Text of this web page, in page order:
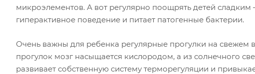
микроэлементов. А вот регулярно поощрять детей
гиперактивное поведение и питает патогенные бактерии.
Очень важны для ребенка регулярные прогулки на свежем
прогулок мозг насыщается кислородом, а из солнечного
развивает собственную систему терморегуляции и